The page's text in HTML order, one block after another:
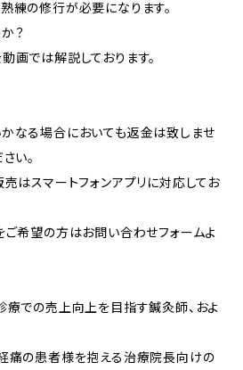
練の修行が必要になります。
？
画では解説しております。
なる場合においても返金は致しませ
い。
はスマートフォンアプリに対応してお
ご希望の方はお問い合わせフォームよ
療での売上向上を目指す鍼灸師、およ
痛の患者様を抱える治療院長向けの